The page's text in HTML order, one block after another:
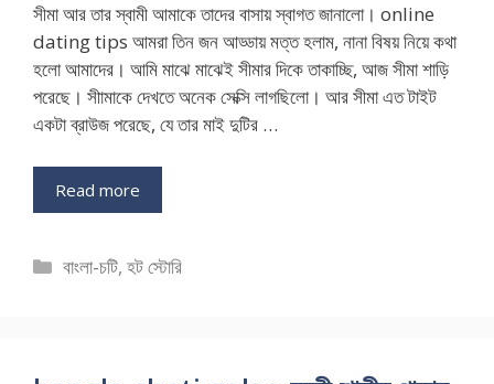
সীমা আর তার স্বামী আমাকে তাদের বাসায় স্বাগত জানালো। online
dating tips আমরা তিন জন আড্ডায় মত্ত হলাম, নানা বিষয় নিয়ে কথা
হলো আমাদের। আমি মাঝে মাঝেই সীমার দিকে তাকাচ্ছি, আজ সীমা শাড়ি
পরেছে। সীামাকে দেখতে অনেক সেক্সি লাগছিলো। আর সীমা এত টাইট
একটা ব্রাউজ পরেছে, যে তার মাই দুটির …
Read more
Categories
বাংলা-চটি,হট স্টোরি